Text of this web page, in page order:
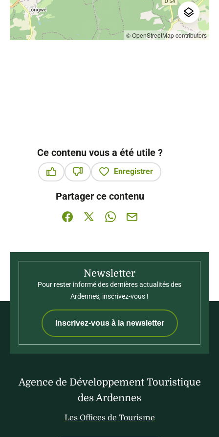
© OpenStreetMap contributors
Ce contenu vous a été utile ?
Enregistrer
Partager ce contenu
Partager sur Facebook (nouvelle fenêtre)
Partager sur X / Twitter (nouvelle
Partager sur WhatsApp
Partager par mail
Newsletter
Pour rester informé des dernières actualités des
Ardennes, inscrivez-vous !
Inscrivez-vous à la newsletter
Agence de Développement Touristique
des Ardennes
Les Offices de Tourisme